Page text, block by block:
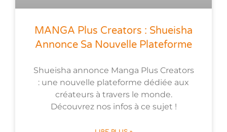
MANGA Plus Creators : Shueisha
Annonce Sa Nouvelle Plateforme
Shueisha annonce Manga Plus Creators
: une nouvelle plateforme dédiée aux
créateurs à travers le monde.
Découvrez nos infos à ce sujet !